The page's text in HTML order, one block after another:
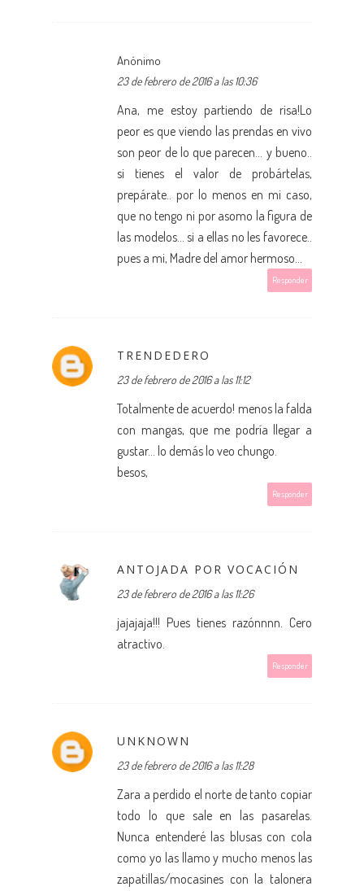
Anónimo
23 de febrero de 2016 a las 10:36
Ana, me estoy partiendo de risa!Lo
peor es que viendo las prendas en vivo
son peor de lo que parecen... y bueno..
si tienes el valor de probártelas,
prepárate.. por lo menos en mi caso,
que no tengo ni por asomo la figura de
las modelos... si a ellas no les favorece..
pues a mi, Madre del amor hermoso...
Responder
TRENDEDERO
23 de febrero de 2016 a las 11:12
Totalmente de acuerdo! menos la falda
con mangas, que me podría llegar a
gustar... lo demás lo veo chungo.
besos,
Responder
ANTOJADA POR VOCACIÓN
23 de febrero de 2016 a las 11:26
jajajaja!!! Pues tienes razónnnn. Cero
atractivo.
Responder
UNKNOWN
23 de febrero de 2016 a las 11:28
Zara a perdido el norte de tanto copiar
todo lo que sale en las pasarelas.
Nunca entenderé las blusas con cola
como yo las llamo y mucho menos las
zapatillas/mocasines con la talonera